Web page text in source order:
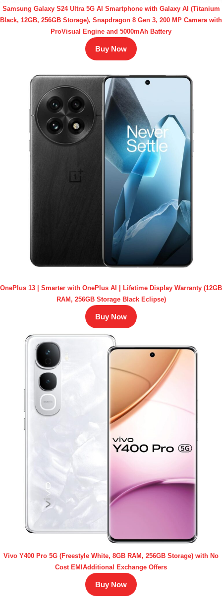
Samsung Galaxy S24 Ultra 5G AI Smartphone with Galaxy AI (Titanium
Black, 12GB, 256GB Storage), Snapdragon 8 Gen 3, 200 MP Camera with
ProVisual Engine and 5000mAh Battery
Buy Now
OnePlus 13 | Smarter with OnePlus AI | Lifetime Display Warranty (12GB
RAM, 256GB Storage Black Eclipse)
Buy Now
Vivo Y400 Pro 5G (Freestyle White, 8GB RAM, 256GB Storage) with No
Cost EMIAdditional Exchange Offers
Buy Now